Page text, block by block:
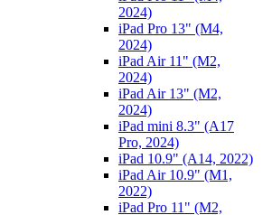
2024)
iPad Pro 13" (M4,
2024)
iPad Air 11" (M2,
2024)
iPad Air 13" (M2,
2024)
iPad mini 8.3" (A17
Pro, 2024)
iPad 10.9" (A14, 2022)
iPad Air 10.9" (M1,
2022)
iPad Pro 11" (M2,